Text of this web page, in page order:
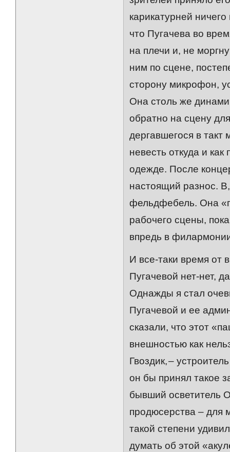
карикатурней
что Пугачева во
на плечи и, не
ним по сцене,
сторону микрофон,
Она столь же
обратно на сцену
дергавшегося в
невесть откуда и
одежде. После
настоящий разнос.
фельдфебель. Она
рабочего сцены,
впредь в
И все-таки время от
Пугачевой нет-нет,
Однажды я стал
Пугачевой и ее
сказали, что этот
внешностью как
Гвоздик, –
он бы принял такое
бывший осветитель
продюсерства – для
такой степени
думать об этой